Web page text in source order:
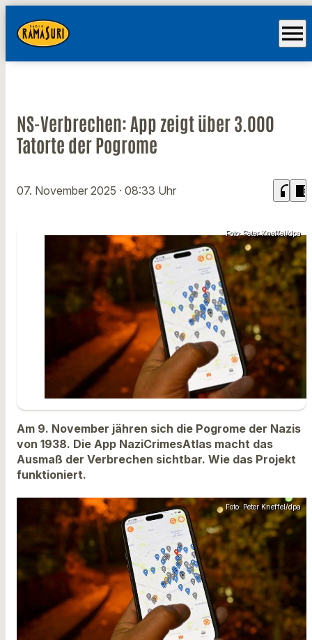
menu
NS-Verbrechen: App zeigt über 3.000
Tatorte der Pogrome
07. November 2025 · 08:33 Uhr headphones chrome_reader_mode
Foto: Peter Kneffel/dpa
Am 9. November jähren sich die Pogrome der Nazis
von 1938. Die App NaziCrimesAtlas macht das
Ausmaß der Verbrechen sichtbar. Wie das Projekt
funktioniert.
Foto: Peter Kneffel/dpa